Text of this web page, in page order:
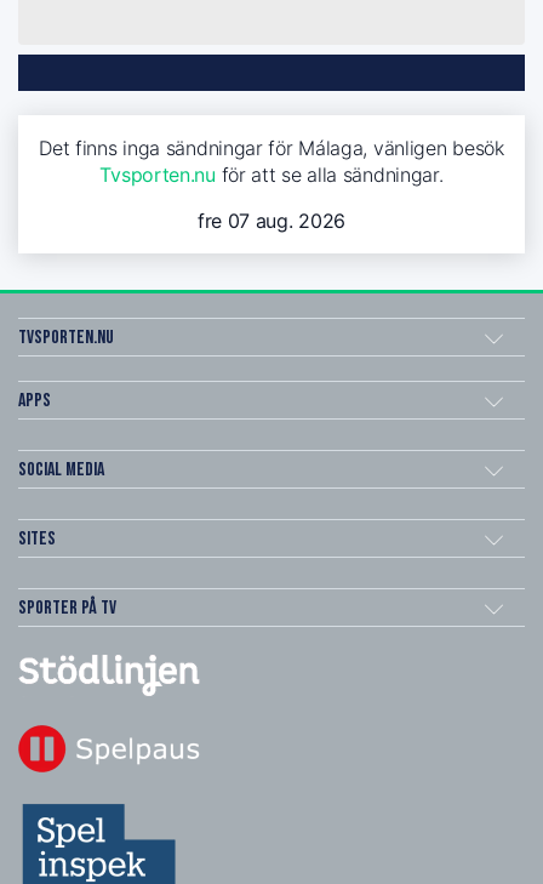
Det finns inga sändningar för Málaga, vänligen besök
Tvsporten.nu för att se alla sändningar.
fre 07 aug. 2026
Tvsporten.nu
Apps
Social Media
Sites
Sporter på TV